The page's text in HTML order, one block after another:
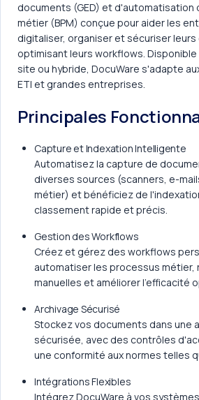
documents (GED) et d'automatisation
métier (BPM) conçue pour aider les
digitaliser, organiser et sécuriser
optimisant leurs workflows.
site ou hybride, DocuWare s'adapte
ETI et grandes entreprises.
Principales
Capture et Indexation Intelligente
Automatisez la capture de
diverses sources (scanners, e-
métier) et bénéficiez de
classement rapide et précis.
Gestion des Workflows
Créez et gérez des workflows
automatiser les processus métier,
manuelles et améliorer l'efficacité
Archivage Sécurisé
Stockez vos documents dans une
sécurisée, avec des contrôles
une conformité aux normes telles
Intégrations Flexibles
Intégrez DocuWare à vos